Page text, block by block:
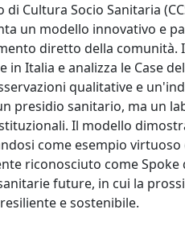
di Cultura Socio Sanitaria
un modello innovativo e
diretto della comunità.
in Italia e analizza le Case
qualitative e
presidio sanitario, ma un
Il modello
come esempio virtuoso
riconosciuto come Spoke
future, in cui la
e sostenibile.